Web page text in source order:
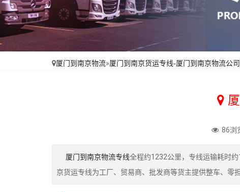
厦门到南京物流»厦门到南京货运专线-厦门到南京物流公
厦
86
厦门到南京物流专线全程约1232公里，专线运输耗时
京货运专线为工厂、贸易商、批发商等货主提供整车、零